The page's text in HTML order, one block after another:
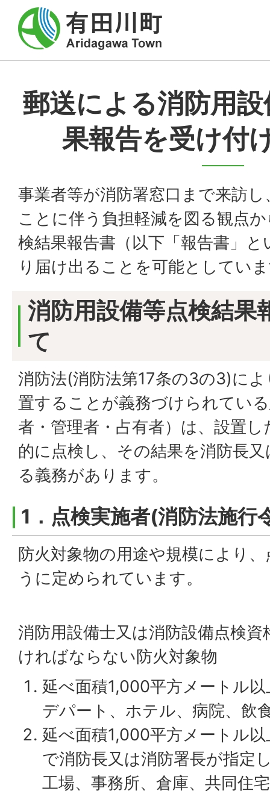
郵送による消防用
果報告を受け付
事業者等が消防署窓口まで来訪
ことに伴う負担軽減を図る観点
検結果報告書（以下「報告書」
り届け出ることを可能としてい
消防用設備等点検結果
て
消防法(消防法第17条の3の3)に
置することが義務づけられてい
者・管理者・占有者）は、設置
的に点検し、その結果を消防長
る義務があります。
1．点検実施者(消防法施行
防火対象物の用途や規模により
うに定められています。
消防用設備士又は消防設備点検
ければならない防火対象物
延べ面積1,000平方メートル
デパート、ホテル、病院、飲
延べ面積1,000平方メートル
で消防長又は消防署長が指定
工場、事務所、倉庫、共同住